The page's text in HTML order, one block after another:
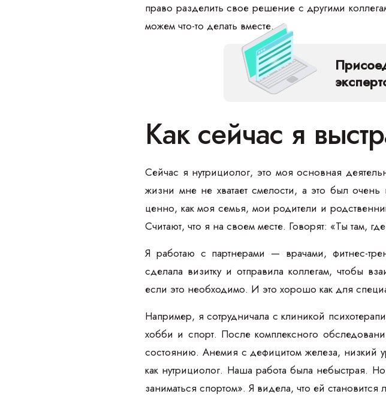
право разделить свое решение с другими
можем что-то делать вместе.
Как сейчас я
Сейчас я нутрициолог, это моя основная
жизни мне не хватает смелости, а это был
ценно, как моя семья, мои родители и
Считают, что я на своем месте. Говорят: «Ты там,
Я работаю с партнерами — врачами, фитнес-
сделала визитку и отправила коллегам, чтобы
если это необходимо. И это хорошо как для
Например, я сотрудничала с клиникой
хобби и спорт. После комплексного
состоянию. Анемия с дефицитом железа, низкий
как нутрициолог. Наша работа была небыстрая.
заниматься спортом». Я видела, что ей становится